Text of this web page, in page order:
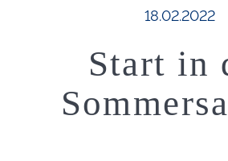
18.02.2022
Start in